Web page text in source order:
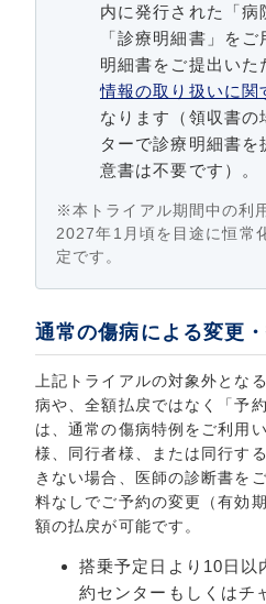
内に発行された「病
「診療明細書」を
明細書をご提出いた
情報の取り扱いに関
なります（領収書の
ターで診療明細書を
意書は不要です）。
※本トライアル期間中の利
2027年1月頃を目途に恒常
定です。
通常の傷病による変更
上記トライアルの対象外とな
病や、全額払戻ではなく「予
は、通常の傷病特例をご利用
様、同行者様、または同行す
きない場合、医師の診断書を
料なしでご予約の変更（有効
額の払戻が可能です。
搭乗予定日より10日以
約センターもしくはチ